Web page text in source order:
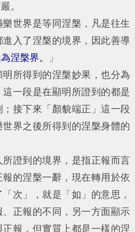
。
世界是等同涅槃，凡是往生
入了涅槃的境界，因此善導
涅槃界。
」
所得到的涅槃妙果，也分為
一段是在顯明所證到的都是
接下來「顏貌端正」這一段
界之後所得到的涅槃身體的
證到的境界，是指正報而言
的涅槃一辭，現在轉用於依
次」，就是「如」的意思，
正報的不同，另一方面顯示
報，但實質上都是一樣的涅